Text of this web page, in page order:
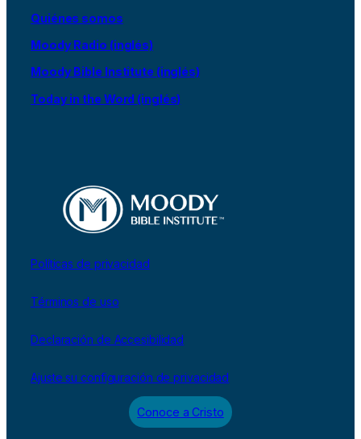
Quiénes somos
Moody Radio (inglés)
Moody Bible Institute (inglés)
Today in the Word (inglés)
Políticas de privacidad
Términos de uso
Declaración de Accesibilidad
Ajuste su configuración de privacidad
Conoce a Cristo